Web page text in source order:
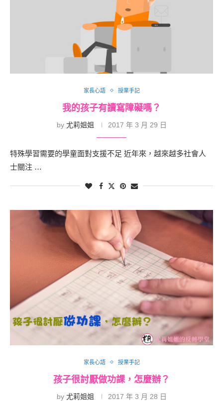
家長心語 授業手記
我的孩子有讀寫障礙嗎？
by 尤莉姐姐 2017 年 3 月 29 日
特殊學習需要的學童面對支援不足 近年來，越來越多社會人
士關注 …
家長心語 授業手記
孩子很討厭做功課，怎麼辦？
by 尤莉姐姐 2017 年 3 月 28 日